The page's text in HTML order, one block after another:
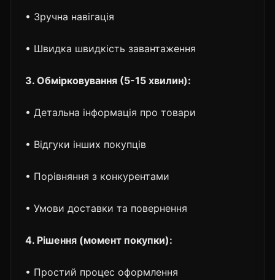
• Зручна навігація
• Швидка швидкість завантаження
3. Обмірковування (5-15 хвилин):
• Детальна інформація про товари
• Відгуки інших покупців
• Порівняння з конкурентами
• Умови доставки та повернення
4. Рішення (момент покупки):
• Простий процес оформлення